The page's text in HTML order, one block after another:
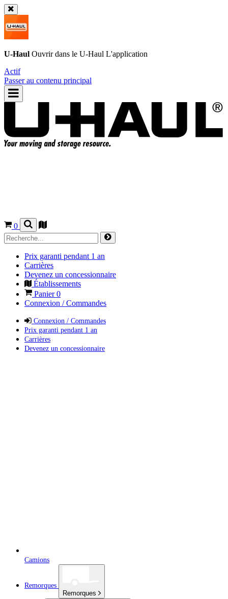
U-Haul Ouvrir dans le U-Haul L'application
Actif
Passer au contenu principal
0
Prix garanti pendant 1 an
Carrières
Devenez un concessionnaire
Établissements
Panier0
Connexion / Commandes
Connexion / Commandes
Prix garanti pendant 1 an
Carrières
Devenez un concessionnaire
Camions
Remorques
Remorques